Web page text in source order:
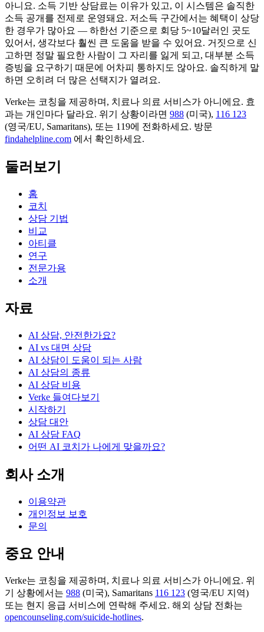
아니요. 소득 기반 상담료는 이유가 있고, 이 시스템은 솔직한
소득 공개를 전제로 운영돼요. 저소득 구간에서는 혜택이 상당
한 경우가 많아요 — 하한선 기준으로 회당 5~10달러인 곳도
있어서, 생각보다 훨씬 큰 도움을 받을 수 있어요. 거짓으로 신
고하면 정말 필요한 사람이 그 자리를 잃게 되고, 대부분 소득
증빙을 요구하기 때문에 어차피 통하지도 않아요. 솔직하게 말
하면 오히려 더 많은 선택지가 열려요.
Verke는 코칭을 제공하며, 치료나 의료 서비스가 아니에요. 효
과는 개인마다 달라요. 위기 상황이라면 988 (미국), 116 123
(영국/EU, Samaritans), 또는 119에 전화하세요. 방문
findahelpline.com 에서 확인하세요.
둘러보기
홈
코치
상담 기법
비교
아티클
연구
전문가용
소개
자료
AI 상담, 안전한가요?
AI vs 대면 상담
AI 상담이 도움이 되는 사람
AI 상담의 종류
AI 상담 비용
Verke 들여다보기
시작하기
상담 대안
AI 상담 FAQ
어떤 AI 코치가 나에게 맞을까요?
회사 소개
이용약관
개인정보 보호
문의
중요 안내
Verke는 코칭을 제공하며, 치료나 의료 서비스가 아니에요. 위
기 상황에서는 988 (미국), Samaritans 116 123 (영국/EU 지역)
또는 현지 응급 서비스에 연락해 주세요. 해외 상담 전화는
opencounseling.com/suicide-hotlines.